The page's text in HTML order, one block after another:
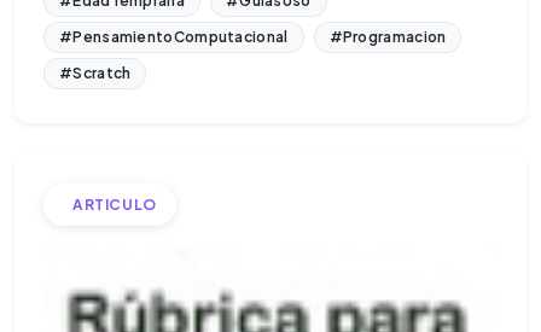
#PensamientoComputacional
#Programacion
#Scratch
ARTICULO